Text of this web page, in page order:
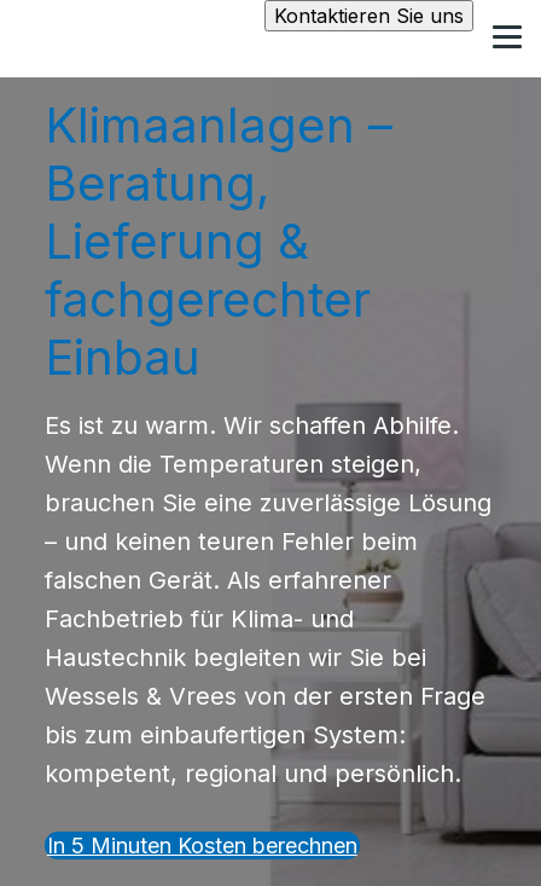
Kontaktieren Sie uns
Klimaanlagen –
Beratung,
Lieferung &
fachgerechter
Einbau
Es ist zu warm. Wir schaffen Abhilfe.
Wenn die Temperaturen steigen,
brauchen Sie eine zuverlässige Lösung
– und keinen teuren Fehler beim
falschen Gerät. Als erfahrener
Fachbetrieb für Klima- und
Haustechnik begleiten wir Sie bei
Wessels & Vrees von der ersten Frage
bis zum einbaufertigen System:
kompetent, regional und persönlich.
In 5 Minuten Kosten berechnen